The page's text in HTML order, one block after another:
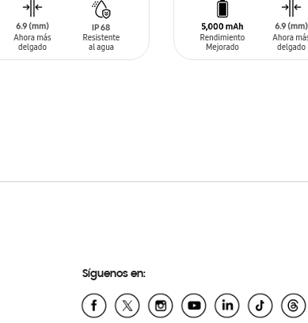
Síguenos en: